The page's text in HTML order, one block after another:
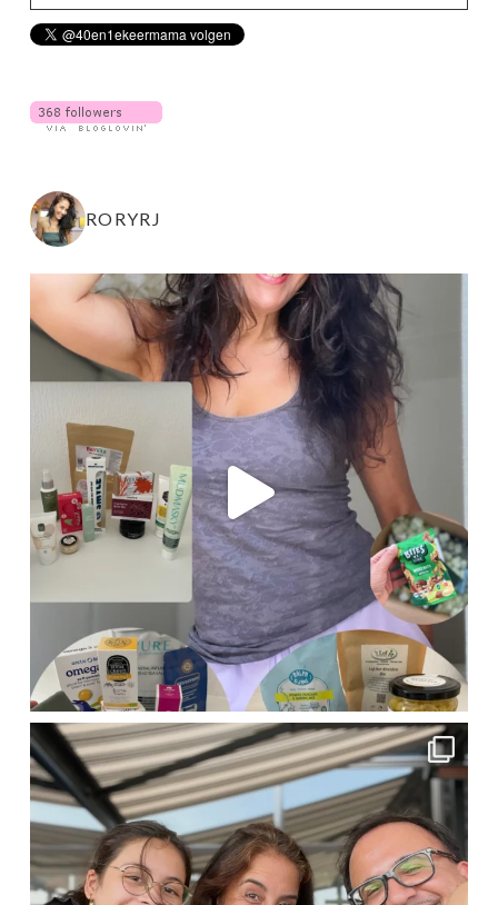
RORYRJ